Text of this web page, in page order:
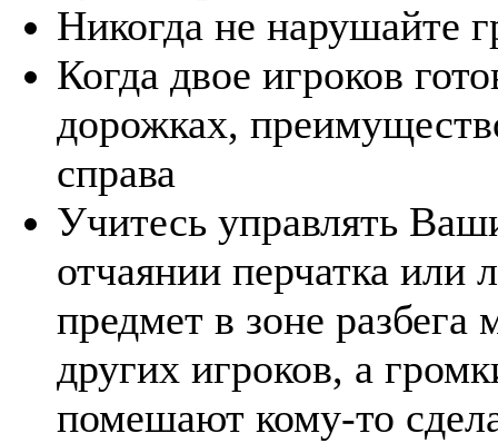
Никогда не нарушайте
Когда двое игроков
дорожках,
справа
Учитесь управлять
отчаянии перчатка или
предмет в зоне
других игроков, а
помешают кому-то